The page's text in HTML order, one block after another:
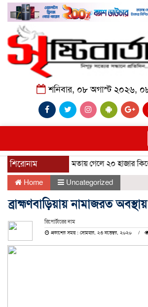
শনিবার, ০৮ অগাস্ট ২০২৬,
শিরোনাম ক্ষমতায় গেলে ২০ হাজার
Home Uncategorized
ব্রাহ্মণবাড়িয়ায় নামাজরত
রিপোর্টারের নাম
প্রকাশের সময় : সোমবার, ২৩ নভেম্বর, ২০২০